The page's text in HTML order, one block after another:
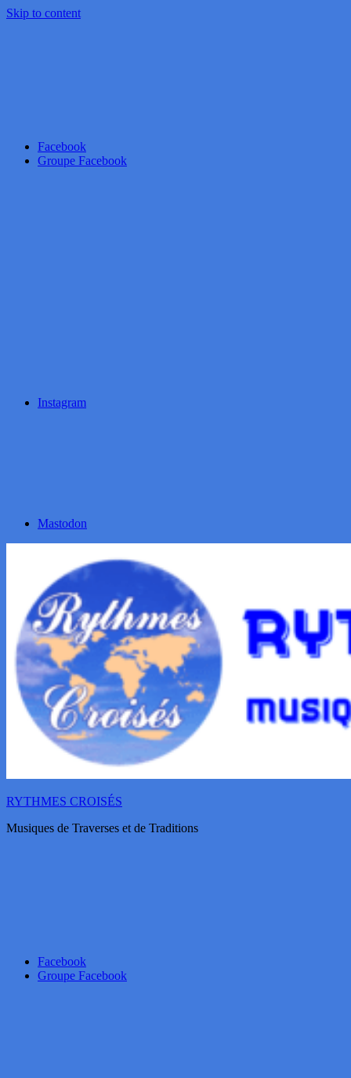
Skip to content
Facebook
Groupe Facebook
Instagram
Mastodon
RYTHMES CROISÉS
Musiques de Traverses et de Traditions
Facebook
Groupe Facebook